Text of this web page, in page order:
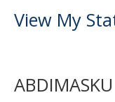
View My